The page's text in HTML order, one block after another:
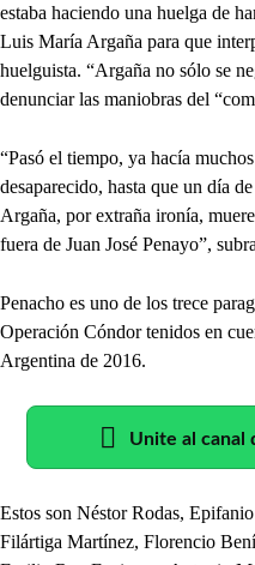
estaba haciendo una huelga de
Luis María Argaña para que
huelguista. “Argaña no sólo se
denunciar las maniobras del
“Pasó el tiempo, ya hacía
desaparecido, hasta que un día
Argaña, por extraña ironía,
fuera de Juan José Penayo”,
Penacho es uno de los trece
Operación Cóndor tenidos en
Argentina de 2016.
Unite al canal
Estos son Néstor Rodas,
Filártiga Martínez, Florencio